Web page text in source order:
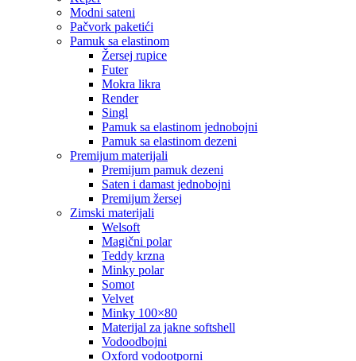
modni sateni
pačvork paketići
pamuk sa elastinom
žersej rupice
futer
mokra likra
render
singl
pamuk sa elastinom jednobojni
pamuk sa elastinom dezeni
premijum materijali
premijum pamuk dezeni
saten i damast jednobojni
premijum žersej
zimski materijali
welsoft
magični polar
teddy krzna
minky polar
somot
velvet
minky 100×80
materijal za jakne softshell
vodoodbojni
oxford vodootporni